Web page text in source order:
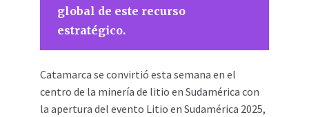
global de este recurso
estratégico.
Catamarca se convirtió esta semana en el
centro de la minería de litio en Sudamérica con
la apertura del evento Litio en Sudamérica 2025,